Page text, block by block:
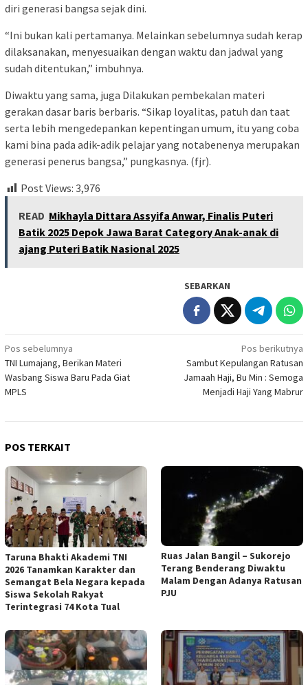
diri generasi bangsa sejak dini.
“Ini bukan kali pertamanya. Melainkan sebelumnya sudah kerap
dilaksanakan, menyesuaikan dengan waktu dan jadwal yang
sudah ditentukan,” imbuhnya.
Diwaktu yang sama, juga Dilakukan pembekalan materi
gerakan dasar baris berbaris. “Sikap loyalitas, patuh dan taat
serta lebih mengedepankan kepentingan umum, itu yang coba
kami bina pada adik-adik pelajar yang notabenenya merupakan
generasi penerus bangsa,” pungkasnya. (fjr).
Post Views: 3,976
READ Mikhayla Dittara Assyifa Anwar, Finalis Puteri
Batik 2025 Depok Jawa Barat Category Anak-anak di
ajang Puteri Batik Nasional 2025
SEBARKAN
Navigasi
pos
Pos sebelumnya
TNI Lumajang, Berikan Materi
Wasbang Siswa Baru Pada Giat
MPLS
Pos berikutnya
Sambut Kepulangan Ratusan
Jamaah Haji, Bu Min : Semoga
Menjadi Haji Yang Mabrur
POS TERKAIT
Taruna Bhakti Akademi TNI
2026 Tanamkan Karakter dan
Semangat Bela Negara kepada
Siswa Sekolah Rakyat
Terintegrasi 74 Kota Tual
Ruas Jalan Bangil – Sukorejo
Terang Benderang Diwaktu
Malam Dengan Adanya Ratusan
PJU